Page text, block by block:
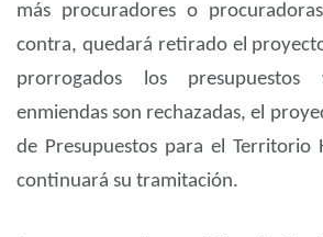
más procuradores o
contra, quedará retirado el
prorrogados los
enmiendas son rechazadas, el
de Presupuestos para el Territorio
continuará su tramitación.